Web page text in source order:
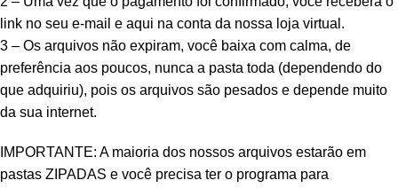
link no seu e-mail e aqui na conta da nossa loja virtual.
3 – Os arquivos não expiram, você baixa com calma, de
preferência aos poucos, nunca a pasta toda (dependendo do
que adquiriu), pois os arquivos são pesados e depende muito
da sua internet.
IMPORTANTE: A maioria dos nossos arquivos estarão em
pastas ZIPADAS e você precisa ter o programa para